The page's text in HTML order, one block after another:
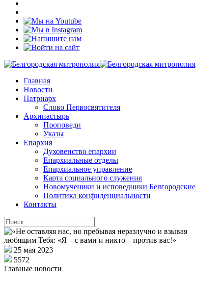
Главная
Новости
Патриарх
Слово Первосвятителя
Архипастырь
Проповеди
Указы
Епархия
Духовенство епархии
Епархиальные отделы
Епархиальное управление
Карта социального служения
Новомученики и исповедники Белгородские
Политика конфиденциальности
Контакты
25 мая 2023
5572
Главные новости